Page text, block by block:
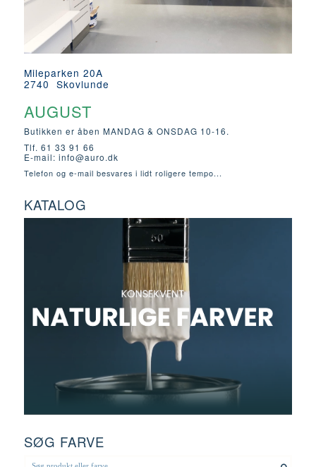
Mileparken 20A
2740 Skovlunde
AUGUST
Butikken er åben MANDAG & ONSDAG 10-16.
Tlf. 61 33 91 66
E-mail: info@auro.dk
Telefon og e-mail besvares i lidt roligere tempo...
KATALOG
SØG FARVE